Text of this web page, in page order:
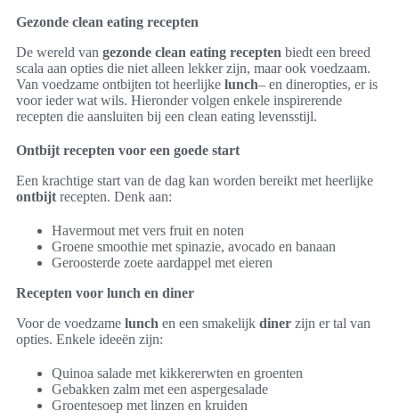
Gezonde clean eating recepten
De wereld van gezonde clean eating recepten biedt een breed
scala aan opties die niet alleen lekker zijn, maar ook voedzaam.
Van voedzame ontbijten tot heerlijke lunch– en dineropties, er is
voor ieder wat wils. Hieronder volgen enkele inspirerende
recepten die aansluiten bij een clean eating levensstijl.
Ontbijt recepten voor een goede start
Een krachtige start van de dag kan worden bereikt met heerlijke
ontbijt recepten. Denk aan:
Havermout met vers fruit en noten
Groene smoothie met spinazie, avocado en banaan
Geroosterde zoete aardappel met eieren
Recepten voor lunch en diner
Voor de voedzame lunch en een smakelijk diner zijn er tal van
opties. Enkele ideeën zijn:
Quinoa salade met kikkererwten en groenten
Gebakken zalm met een aspergesalade
Groentesoep met linzen en kruiden